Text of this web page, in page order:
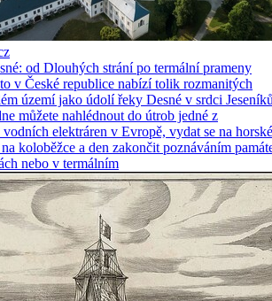
od Dlouhých strání po termální prameny
v České republice nabízí tolik rozmanitých
území jako údolí řeky Desné v srdci
můžete nahlédnout do útrob jedné z
elektráren v Evropě, vydat se na horské
koloběžce a den zakončit poznáváním
nebo v termálním